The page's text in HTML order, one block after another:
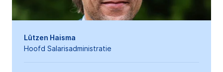
Lûtzen Haisma
Hoofd Salarisadministratie